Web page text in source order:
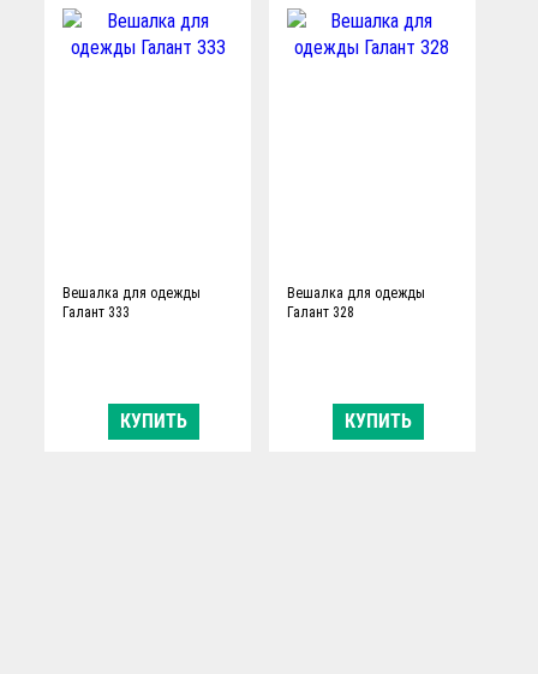
Вешалка для одежды
Галант 333
КУПИТЬ
Вешалка для одежды
Галант 328
КУПИТЬ